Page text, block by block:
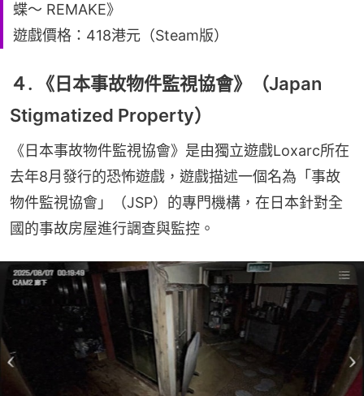
蝶～ REMAKE》
遊戲價格：418港元（Steam版）
４. 《日本事故物件監視協會》（Japan
Stigmatized Property）
《日本事故物件監視協會》是由獨立遊戲Loxarc所在
去年8月發行的恐怖遊戲，遊戲描述一個名為「事故
物件監視協會」（JSP）的專門機構，在日本針對全
國的事故房屋進行調查與監控。